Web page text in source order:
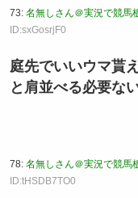
73: 名無しさん＠実況で競馬
ID:sxGosrjF0
庭先でいいウマ貰
と肩並べる必要な
78: 名無しさん＠実況で競馬
ID:tHSDB7TO0